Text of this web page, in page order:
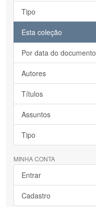
Tipo
Esta coleção
Por data do documento
Autores
Títulos
Assuntos
Tipo
MINHA CONTA
Entrar
Cadastro